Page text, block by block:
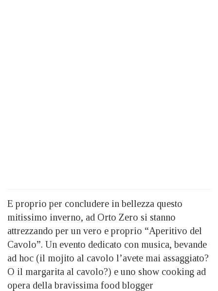
E proprio per concludere in bellezza questo
mitissimo inverno, ad Orto Zero si stanno
attrezzando per un vero e proprio “Aperitivo del
Cavolo”. Un evento dedicato con musica, bevande
ad hoc (il mojito al cavolo l’avete mai assaggiato?
O il margarita al cavolo?) e uno show cooking ad
opera della bravissima food blogger